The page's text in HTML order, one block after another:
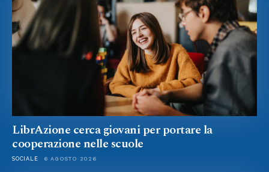
LibrAzione cerca giovani per portare la
cooperazione nelle scuole
SOCIALE 6 AGOSTO 2026